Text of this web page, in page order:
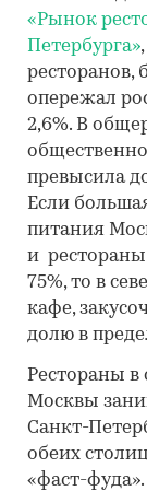
«Рынок
Петербурга»
ресторанов,
опережал
2,6%. В
превысила
Если
питания
и
75%, то в
кафе,
долю в
Рестораны в
Москвы
Санкт-
обеих
«фаст-фуда».